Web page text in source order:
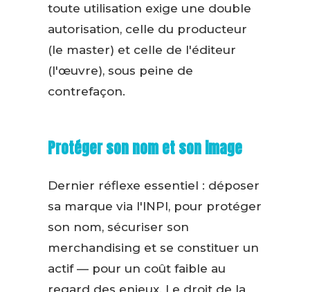
toute utilisation exige une double
autorisation, celle du producteur
(le master) et celle de l'éditeur
(l'œuvre), sous peine de
contrefaçon.
Protéger son nom et son image
Dernier réflexe essentiel : déposer
sa marque via l'INPI, pour protéger
son nom, sécuriser son
merchandising et se constituer un
actif — pour un coût faible au
regard des enjeux. Le droit de la